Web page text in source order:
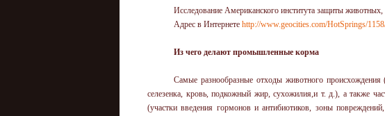
Исследование Американского института защиты животных,
Адрес в Интернете http://www.geocities.com/HotSprings/
Из чего делают промышленные корма
Самые разнообразные отходы животного
селезенка, кровь, подкожный жир, сухожилия,и т. д.), а также
(участки введения гормонов и антибиотиков, зоны